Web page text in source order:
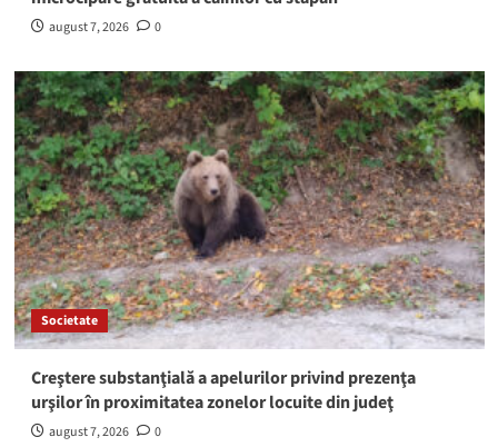
august 7, 2026 0
Societate
Creştere substanţială a apelurilor privind prezenţa
urşilor în proximitatea zonelor locuite din judeţ
august 7, 2026 0